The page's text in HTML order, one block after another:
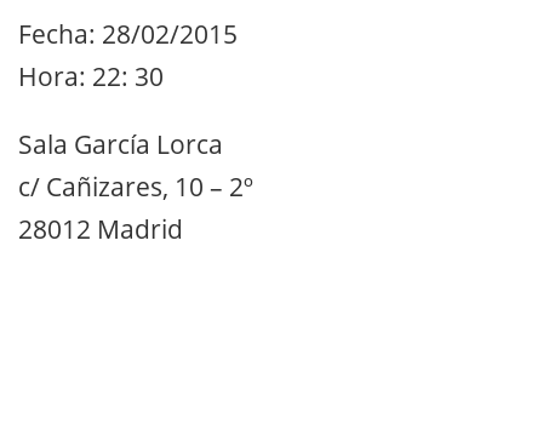
Fecha: 28/02/2015
Hora: 22: 30
Sala García Lorca
c/ Cañizares, 10 – 2º
28012 Madrid